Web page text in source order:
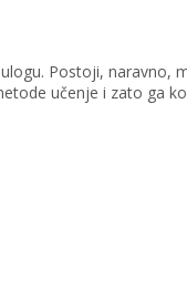
Postoji, naravno,
učenje i zato ga